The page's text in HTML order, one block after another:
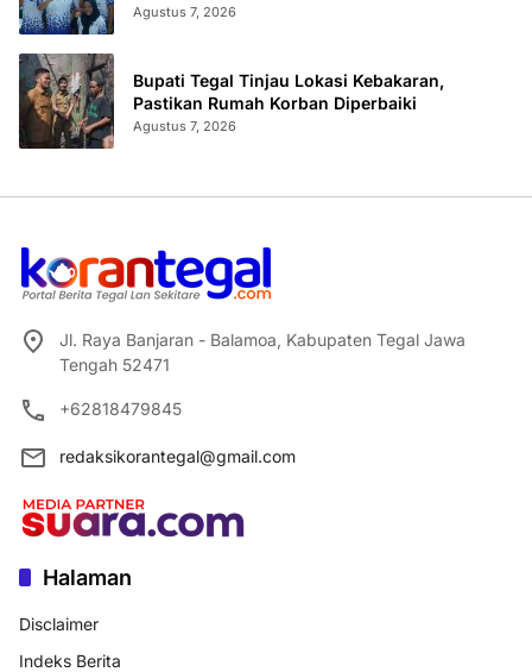
Agustus 7, 2026
Bupati Tegal Tinjau Lokasi Kebakaran,
Pastikan Rumah Korban Diperbaiki
Agustus 7, 2026
Jl. Raya Banjaran - Balamoa, Kabupaten Tegal Jawa
Tengah 52471
+62818479845
redaksikorantegal@gmail.com
Halaman
Disclaimer
Indeks Berita